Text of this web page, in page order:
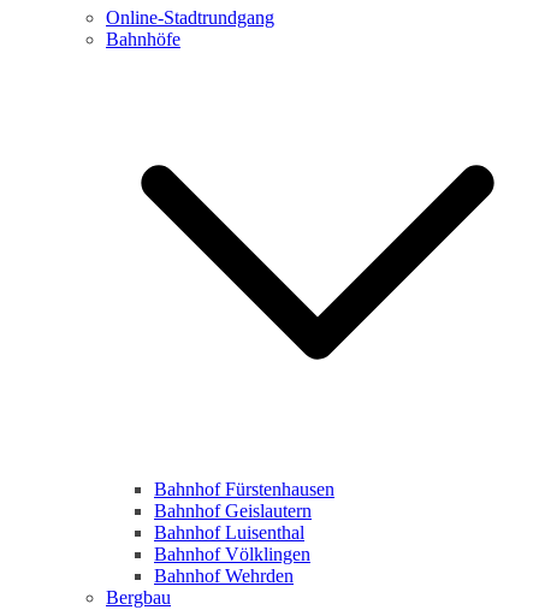
Online-Stadtrundgang
Bahnhöfe
Bahnhof Fürstenhausen
Bahnhof Geislautern
Bahnhof Luisenthal
Bahnhof Völklingen
Bahnhof Wehrden
Bergbau